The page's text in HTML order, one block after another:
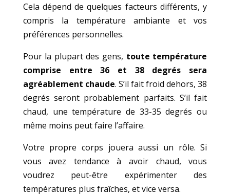
Cela dépend de quelques facteurs différents, y
compris la température ambiante et vos
préférences personnelles.
Pour la plupart des gens, toute température
comprise entre 36 et 38 degrés sera
agréablement chaude. S’il fait froid dehors, 38
degrés seront probablement parfaits. S’il fait
chaud, une température de 33-35 degrés ou
même moins peut faire l’affaire.
Votre propre corps jouera aussi un rôle. Si
vous avez tendance à avoir chaud, vous
voudrez peut-être expérimenter des
températures plus fraîches, et vice versa.